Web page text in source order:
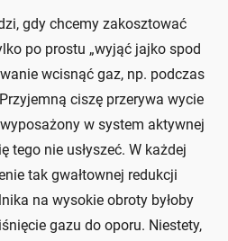
gdy chcemy zakosztować
po prostu „wyjąć jajko spod
wcisnąć gaz, np. podczas
ciszę przerywa wycie
w system aktywnej
tego nie usłyszeć. W każdej
tak gwałtownej redukcji
na wysokie obroty byłoby
gazu do oporu. Niestety,